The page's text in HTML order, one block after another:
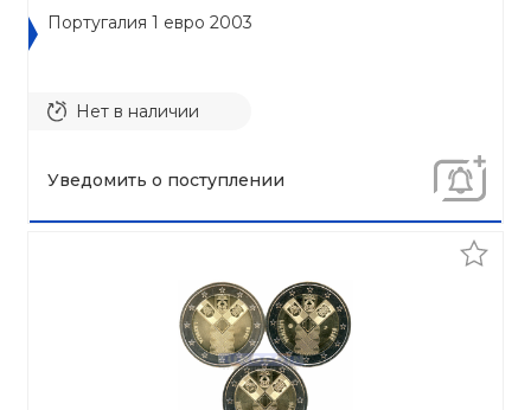
Португалия 1 евро 2003
Нет в наличии
Уведомить о поступлении